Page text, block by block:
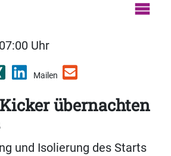
Uhr
Mailen
übernachten
und Isolierung des Starts